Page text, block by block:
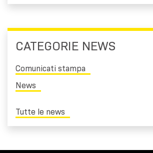
CATEGORIE NEWS
Comunicati stampa
News
Tutte le news